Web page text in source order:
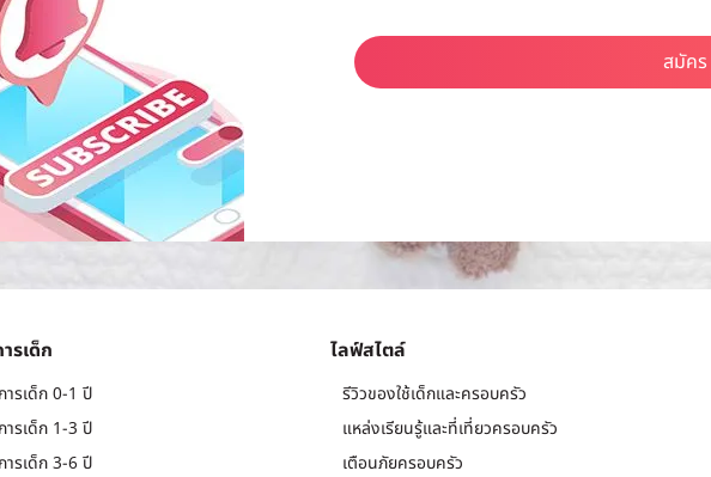
สมัคร
รเด็ก
รเด็ก 0-1 ปี
รเด็ก 1-3 ปี
รเด็ก 3-6 ปี
ไลฟ์สไตล์
รีวิวของใช้เด็กและครอบครัว
แหล่งเรียนรู้และที่เที่ยวครอบครัว
เตือนภัยครอบครัว